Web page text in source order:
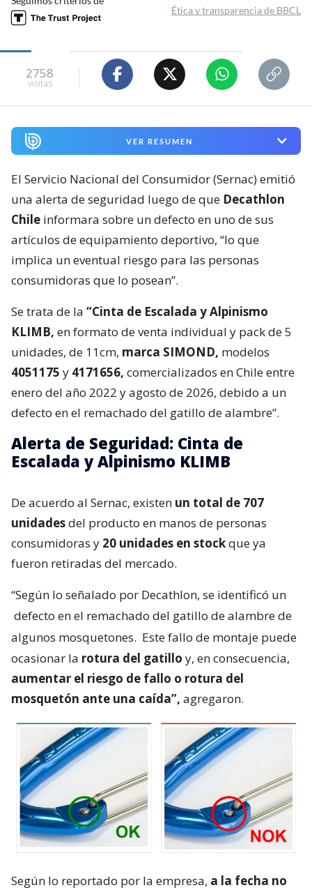
Ética y transparencia de BBCL
2758
visitas
VER RESUMEN
El Servicio Nacional del Consumidor (Sernac) emitió
una alerta de seguridad luego de que Decathlon
Chile informara sobre un defecto en uno de sus
artículos de equipamiento deportivo, “lo que
implica un eventual riesgo para las personas
consumidoras que lo posean”.
Se trata de la “Cinta de Escalada y Alpinismo
KLIMB, en formato de venta individual y pack de 5
unidades, de 11cm, marca SIMOND, modelos
4051175 y 4171656, comercializados en Chile entre
enero del año 2022 y agosto de 2026, debido a un
defecto en el remachado del gatillo de alambre”.
Alerta de Seguridad: Cinta de
Escalada y Alpinismo KLIMB
De acuerdo al Sernac, existen un total de 707
unidadesdel producto en manos de personas
consumidoras y 20 unidades en stockque ya
fueron retiradas del mercado.
“Según lo señalado por Decathlon, se identificó un
defecto en el remachado del gatillo de alambre de
algunos mosquetones. Este fallo de montaje puede
ocasionar la rotura del gatillo y, en consecuencia,
aumentar el riesgo de fallo o rotura del
mosquetón ante una caída”, agregaron.
Según lo reportado por la empresa, a la fecha no